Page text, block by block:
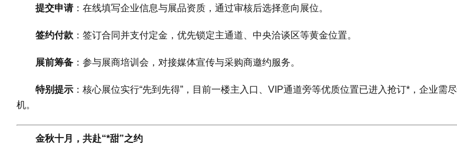
提交申请：在线填写企业信息与展品资质，通过审核后选择意向展位。
签约付款 ：签订合同并支付定金，优先锁定主通道、中央洽谈区等黄金位置。
展前筹备 ：参与展商培训会，对接媒体宣传与采购商邀约服务。
特别提示 ：核心展位实行“先到先得”，目前一楼主入口、VIP通道旁等优质位置已进入抢订*，企业需
机。
金秋十月，共赴“*甜”之约